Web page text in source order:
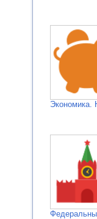
Экономика.